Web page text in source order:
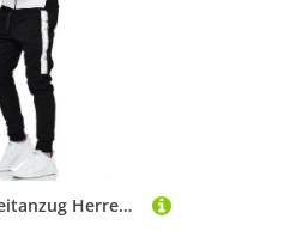
L.gonline Freizeitanzug Herren Jogging-ANZUG, mit Bündchen und Tunnelzug, Trainingsanzug (Kapuzenjacke mit Reißverschluss, Hose, 2-tlg), Fitness Freizeit Casual